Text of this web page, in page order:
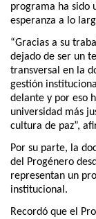
programa ha sido
esperanza a lo
“Gracias a su
dejado de ser un
transversal en la
gestión
delante y por eso
universidad más
cultura de paz”,
Por su parte, la
del Progénero
representan un
institucional.
Recordó que el